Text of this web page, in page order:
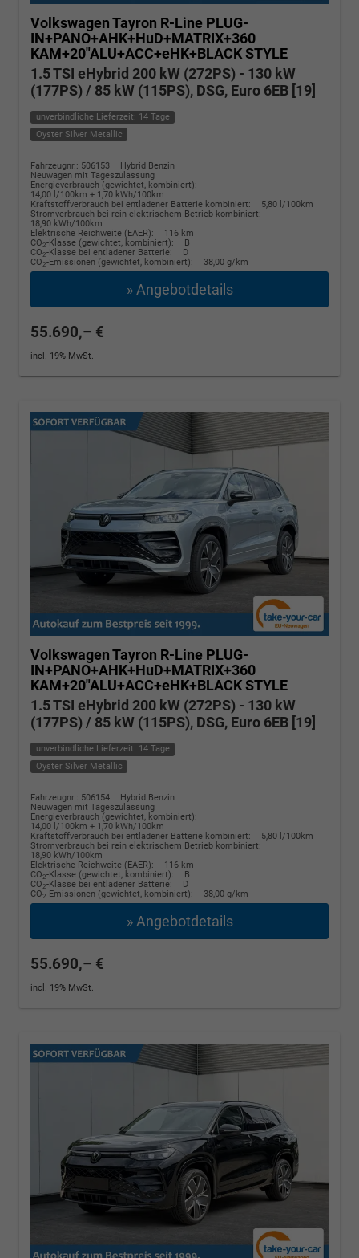
Volkswagen Tayron R-Line PLUG-
IN+PANO+AHK+HuD+MATRIX+360
KAM+20"ALU+ACC+eHK+BLACK STYLE
1.5 TSI eHybrid 200 kW (272PS) - 130 kW
(177PS) / 85 kW (115PS), DSG, Euro 6EB [19]
unverbindliche Lieferzeit: 14 Tage
Oyster Silver Metallic
Fahrzeugnr.: 506153
Hybrid Benzin
Neuwagen mit Tageszulassung
Energieverbrauch (gewichtet, kombiniert):
14,00 l/100km + 1,70 kWh/100km
Kraftstoffverbrauch bei entladener Batterie kombiniert:
5,80 l/100km
Stromverbrauch bei rein elektrischem Betrieb kombiniert:
18,90 kWh/100km
Elektrische Reichweite (EAER):
116 km
CO2-Klasse (gewichtet, kombiniert):
B
CO2-Klasse bei entladener Batterie:
D
CO2-Emissionen (gewichtet, kombiniert): 38,00 g/km
» Angebotdetails
55.690,– €
incl. 19% MwSt.
Volkswagen Tayron R-Line PLUG-
IN+PANO+AHK+HuD+MATRIX+360
KAM+20"ALU+ACC+eHK+BLACK STYLE
1.5 TSI eHybrid 200 kW (272PS) - 130 kW
(177PS) / 85 kW (115PS), DSG, Euro 6EB [19]
unverbindliche Lieferzeit: 14 Tage
Oyster Silver Metallic
Fahrzeugnr.: 506154
Hybrid Benzin
Neuwagen mit Tageszulassung
Energieverbrauch (gewichtet, kombiniert):
14,00 l/100km + 1,70 kWh/100km
Kraftstoffverbrauch bei entladener Batterie kombiniert:
5,80 l/100km
Stromverbrauch bei rein elektrischem Betrieb kombiniert:
18,90 kWh/100km
Elektrische Reichweite (EAER):
116 km
CO2-Klasse (gewichtet, kombiniert):
B
CO2-Klasse bei entladener Batterie:
D
CO2-Emissionen (gewichtet, kombiniert): 38,00 g/km
» Angebotdetails
55.690,– €
incl. 19% MwSt.